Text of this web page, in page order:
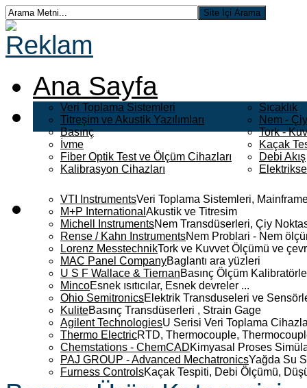
Ana Sayfa
Veri Toplama Sistemleri
Titreşim ve Akustik Yazılımları
Basınç
İvme
Fiber Optik Test ve Ölçüm Cihazları
Kalibrasyon Cihazları
Sıcaklık
Nem -
Tork -
Kaçak
Debi Akış
VTI InstrumentsVeri Toplama Sistemleri,
M+P International Akustik ve Titresim
Michell InstrumentsNem Transdüserleri, Çiy
Rense / Kahn InstrumentsNem Problari - Nem
Lorenz MesstechnikTork ve Kuvvet Ölçümü ve
MAC Panel CompanyBaglantı ara yüzleri
U S F Wallace & TiernanBasınç Ölçüm
MincoEsnek ısıtıcılar, Esnek devreler ...
Ohio SemitronicsElektrik Transduseleri ve
KuliteBasınç Transdüserleri , Strain Gage
Agilent TechnologiesU Serisi Veri Toplama
Thermo ElectricRTD, Thermocouple,
Chemstations - ChemCADKimyasal Proses
PAJ GROUP - Advanced MechatronicsYağda Su
Furness ControlsKaçak Tespiti, Debi Ölçümü,